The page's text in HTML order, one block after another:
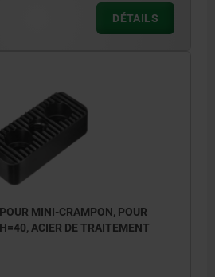
DÉTAILS
MINI-CRAMPON, POUR
ACIER DE TRAITEMENT